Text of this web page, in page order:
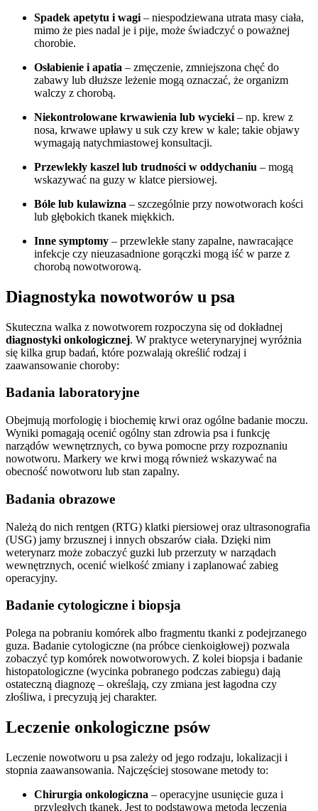
Spadek apetytu i wagi – niespodziewana utrata masy ciała,
mimo że pies nadal je i pije, może świadczyć o poważnej
chorobie.
Osłabienie i apatia – zmęczenie, zmniejszona chęć do
zabawy lub dłuższe leżenie mogą oznaczać, że organizm
walczy z chorobą.
Niekontrolowane krwawienia lub wycieki – np. krew z
nosa, krwawe upławy u suk czy krew w kale; takie objawy
wymagają natychmiastowej konsultacji.
Przewlekły kaszel lub trudności w oddychaniu – mogą
wskazywać na guzy w klatce piersiowej.
Bóle lub kulawizna – szczególnie przy nowotworach kości
lub głębokich tkanek miękkich.
Inne symptomy – przewlekłe stany zapalne, nawracające
infekcje czy nieuzasadnione gorączki mogą iść w parze z
chorobą nowotworową.
Diagnostyka nowotworów u psa
Skuteczna walka z nowotworem rozpoczyna się od dokładnej
diagnostyki onkologicznej. W praktyce weterynaryjnej wyróżnia
się kilka grup badań, które pozwalają określić rodzaj i
zaawansowanie choroby:
Badania laboratoryjne
Obejmują morfologię i biochemię krwi oraz ogólne badanie moczu.
Wyniki pomagają ocenić ogólny stan zdrowia psa i funkcję
narządów wewnętrznych, co bywa pomocne przy rozpoznaniu
nowotworu. Markery we krwi mogą również wskazywać na
obecność nowotworu lub stan zapalny.
Badania obrazowe
Należą do nich rentgen (RTG) klatki piersiowej oraz ultrasonografia
(USG) jamy brzusznej i innych obszarów ciała. Dzięki nim
weterynarz może zobaczyć guzki lub przerzuty w narządach
wewnętrznych, ocenić wielkość zmiany i zaplanować zabieg
operacyjny.
Badanie cytologiczne i biopsja
Polega na pobraniu komórek albo fragmentu tkanki z podejrzanego
guza. Badanie cytologiczne (na próbce cienkoigłowej) pozwala
zobaczyć typ komórek nowotworowych. Z kolei biopsja i badanie
histopatologiczne (wycinka pobranego podczas zabiegu) dają
ostateczną diagnozę – określają, czy zmiana jest łagodna czy
złośliwa, i precyzują jej charakter.
Leczenie onkologiczne psów
Leczenie nowotworu u psa zależy od jego rodzaju, lokalizacji i
stopnia zaawansowania. Najczęściej stosowane metody to:
Chirurgia onkologiczna – operacyjne usunięcie guza i
przyległych tkanek. Jest to podstawowa metoda leczenia